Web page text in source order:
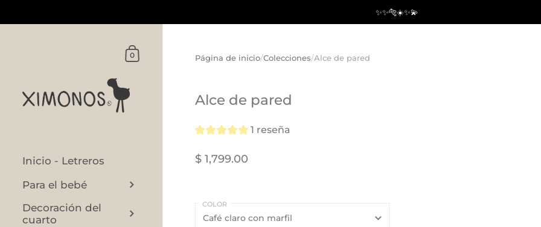
✨✨🐅☀️✨💫
Carrito
0
Inicio - Letreros
Para el bebé
Decoración del
cuarto
Página de inicio/Colecciones/Alce de pared
Alce de pared
1 reseña
$ 1,799.00
COLOR